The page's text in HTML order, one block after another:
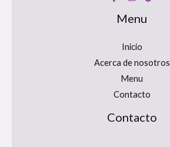
Menu
Inicio
Acerca de nosotros
Menu
Contacto
Contacto